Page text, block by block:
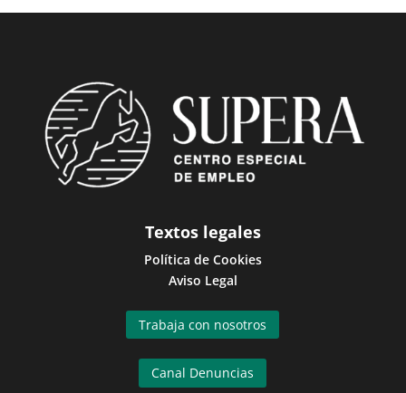
Textos legales
Política de Cookies
Aviso Legal
Trabaja con nosotros
Canal Denuncias